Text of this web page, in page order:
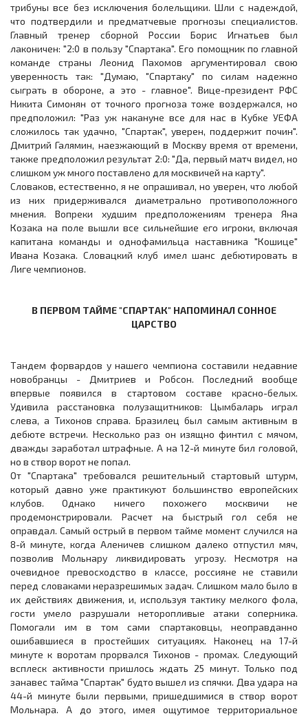
трибуны все без исключения болельщики. Шли с надеждой,
что подтвердили и предматчевые прогнозы специалистов.
Главный тренер сборной России Борис Игнатьев был
лаконичен: "2:0 в пользу "Спартака". Его помощник по главной
команде страны Леонид Пахомов аргументировал свою
уверенность так: "Думаю, "Спартаку" по силам надежно
сыграть в обороне, а это - главное". Вице-президент РФС
Никита Симонян от точного прогноза тоже воздержался, но
предположил: "Раз уж накануне все для нас в Кубке УЕФА
сложилось так удачно, "Спартак", уверен, поддержит почин".
Дмитрий Галямин, наезжающий в Москву время от времени,
также предположил результат 2:0: "Да, первый матч видел, но
слишком уж много поставлено для москвичей на карту".
Словаков, естественно, я не опрашивал, но уверен, что любой
из них придерживался диаметрально противоположного
мнения. Вопреки худшим предположениям тренера Яна
Козака на поле вышли все сильнейшие его игроки, включая
капитана команды и однофамильца наставника "Кошице"
Ивана Козака. Словацкий клуб имел шанс дебютировать в
Лиге чемпионов.
В ПЕРВОМ ТАЙМЕ "СПАРТАК" НАПОМИНАЛ СОННОЕ
ЦАРСТВО
Тандем форвардов у нашего чемпиона составили недавние
новобранцы - Дмитриев и Робсон. Последний вообще
впервые появился в стартовом составе красно-белых.
Удивила расстановка полузащитников: Цымбаларь играл
слева, а Тихонов справа. Бразилец был самым активным в
дебюте встречи. Несколько раз он изящно финтил с мячом,
дважды заработал штрафные. А на 12-й минуте бил головой,
но в створ ворот не попал.
От "Спартака" требовался решительный стартовый штурм,
который давно уже практикуют большинство европейских
клубов. Однако ничего похожего москвичи не
продемонстрировали. Расчет на быстрый гол себя не
оправдал. Самый острый в первом тайме момент случился на
8-й минуте, когда Аленичев слишком далеко отпустил мяч,
позволив Мольнару ликвидировать угрозу. Несмотря на
очевидное превосходство в классе, россияне не ставили
перед словаками неразрешимых задач. Слишком мало было в
их действиях движения, и, используя тактику мелкого фола,
гости умело разрушали неторопливые атаки соперника.
Помогали им в том сами спартаковцы, неоправданно
ошибавшиеся в простейших ситуациях. Наконец на 17-й
минуте к воротам прорвался Тихонов - промах. Следующий
всплеск активности пришлось ждать 25 минут. Только под
занавес тайма "Спартак" будто вышел из спячки. Два удара на
44-й минуте были первыми, пришедшимися в створ ворот
Мольнара. А до этого, имея ощутимое территориальное